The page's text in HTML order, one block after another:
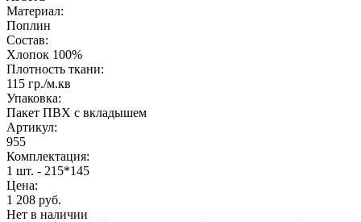
Материал:
Поплин
Состав:
Хлопок 100%
Плотность ткани:
115 гр./м.кв
Упаковка:
Пакет ПВХ с вкладышем
Артикул:
955
Комплектация:
1 шт. - 215*145
Цена:
1 208 руб.
Нет в наличии